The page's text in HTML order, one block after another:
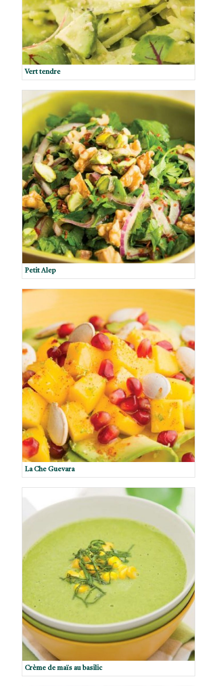
Vert tendre
Petit Alep
La Che Guevara
Crème de maïs au basilic